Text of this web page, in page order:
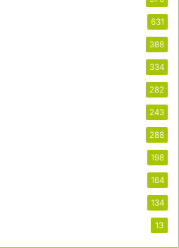
631
388
334
282
243
288
198
164
134
13